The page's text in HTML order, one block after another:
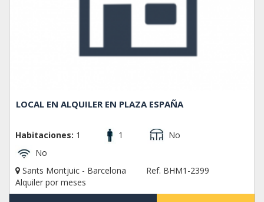
LOCAL EN ALQUILER EN PLAZA ESPAÑA
Habitaciones: 1 1
No
No
Sants Montjuic - Barcelona
Ref. BHM1-2399
Alquiler por meses